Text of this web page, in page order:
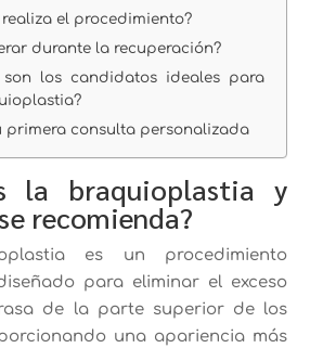
realiza el procedimiento?
durante la recuperación?
son los candidatos ideales para
primera consulta personalizada
la braquioplastia y
recomienda?
es un procedimiento
para eliminar el exceso
de la parte superior de los
una apariencia más